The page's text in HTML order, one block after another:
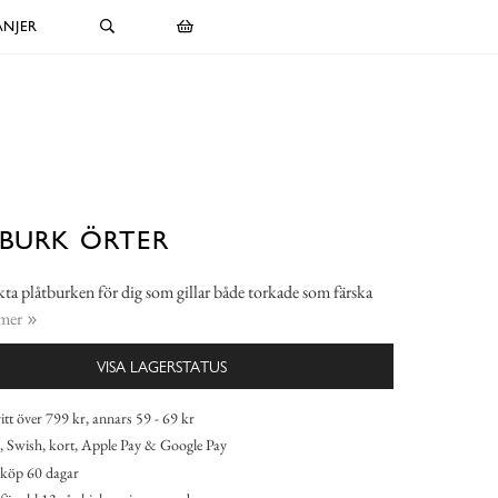
ÖRTER
plåtburken för dig som gillar både torkade som färska
VISA LAGERSTATUS
över 799 kr, annars 59 - 69 kr
Swish, kort, Apple Pay & Google Pay
60 dagar